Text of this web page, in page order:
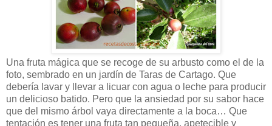
Una fruta mágica que se recoge de su arbusto como el de la
foto, sembrado en un jardín de Taras de Cartago. Que
debería lavar y llevar a licuar con agua o leche para producir
un delicioso batido. Pero que la ansiedad por su sabor hace
que del mismo árbol vaya directamente a la boca… Que
tentación es tener una fruta tan pequeña, apetecible y